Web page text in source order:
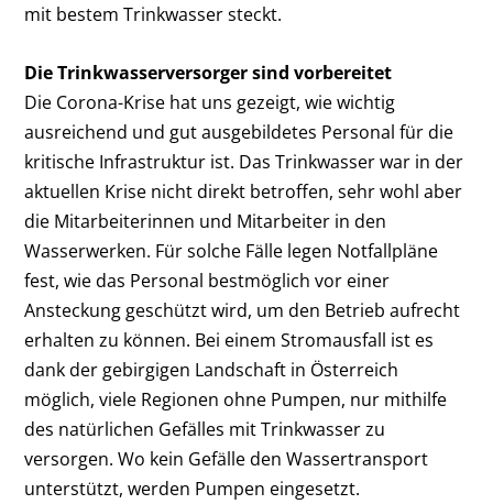
mit bestem Trinkwasser steckt.
Die Trinkwasserversorger sind vorbereitet
Die Corona-Krise hat uns gezeigt, wie wichtig
ausreichend und gut ausgebildetes Personal für die
kritische Infrastruktur ist. Das Trinkwasser war in der
aktuellen Krise nicht direkt betroffen, sehr wohl aber
die Mitarbeiterinnen und Mitarbeiter in den
Wasserwerken. Für solche Fälle legen Notfallpläne
fest, wie das Personal bestmöglich vor einer
Ansteckung geschützt wird, um den Betrieb aufrecht
erhalten zu können. Bei einem Stromausfall ist es
dank der gebirgigen Landschaft in Österreich
möglich, viele Regionen ohne Pumpen, nur mithilfe
des natürlichen Gefälles mit Trinkwasser zu
versorgen. Wo kein Gefälle den Wassertransport
unterstützt, werden Pumpen eingesetzt.